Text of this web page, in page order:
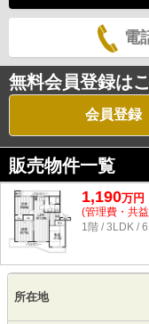
電
無料会員登録は
会員登録
販売物件一覧
1,190万円
(管理費・共
1階 / 3LDK /
所在地